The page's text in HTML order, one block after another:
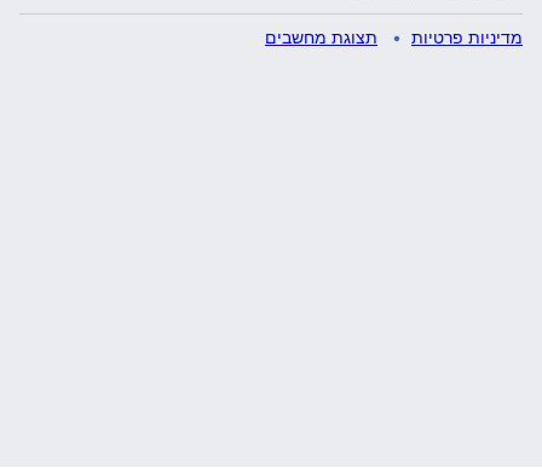
מדיניות פרטיות תצוגת מחשבים